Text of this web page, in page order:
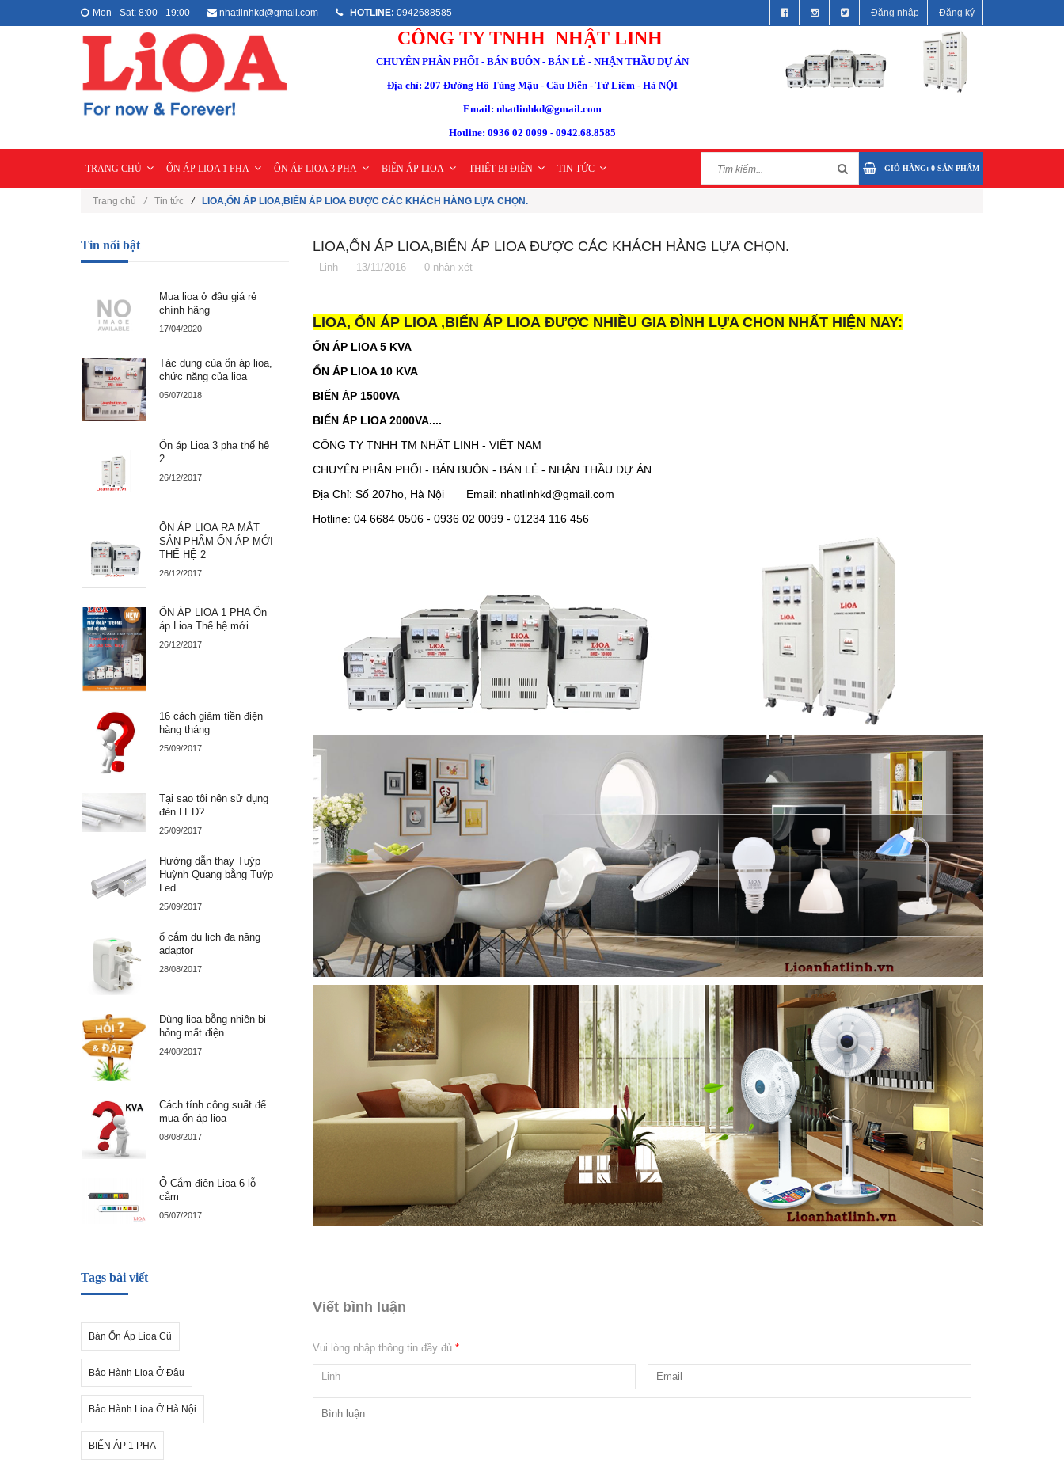
Mon - Sat: 8:00 - 19:00 nhatlinhkd@gmail.com HOTLINE: 0942688585 Đăng nhập Đăng ký
CÔNG TY TNHH NHẬT LINH
CHUYÊN PHÂN PHỐI - BÁN BUÔN - BÁN LẺ - NHẬN THẦU DỰ ÁN
Địa chỉ: 207 Đường Hồ Tùng Mậu - Cầu Diễn - Từ Liêm - Hà NỘI
Email: nhatlinhkd@gmail.com
Hotline: 0936 02 0099 - 0942.68.8585
TRANG CHỦ ỔN ÁP LIOA 1 PHA ỔN ÁP LIOA 3 PHA BIẾN ÁP LIOA THIẾT BỊ ĐIỆN TIN TỨC GIỎ HÀNG: 0 SẢN PHẨM
Trang chủ / Tin tức / LIOA,ỔN ÁP LIOA,BIẾN ÁP LIOA ĐƯỢC CÁC KHÁCH HÀNG LỰA CHỌN.
Tin nổi bật
Mua lioa ở đâu giá rẻ
chính hãng
17/04/2020
Tác dụng của ổn áp lioa,
chức năng của lioa
05/07/2018
Ổn áp Lioa 3 pha thế hệ
2
26/12/2017
ỔN ÁP LIOA RA MẮT
SẢN PHẨM ỔN ÁP MỚI
THẾ HỆ 2
26/12/2017
ỔN ÁP LIOA 1 PHA Ổn
áp Lioa Thế hệ mới
26/12/2017
16 cách giảm tiền điện
hàng tháng
25/09/2017
Tại sao tôi nên sử dụng
đèn LED?
25/09/2017
Hướng dẫn thay Tuýp
Huỳnh Quang bằng Tuýp
Led
25/09/2017
ổ cắm du lich đa năng
adaptor
28/08/2017
Dùng lioa bỗng nhiên bị
hỏng mất điện
24/08/2017
Cách tính công suất để
mua ổn áp lioa
08/08/2017
Ổ Cắm điện Lioa 6 lỗ
cắm
05/07/2017
Tags bài viết
Bán Ổn Áp Lioa Cũ
Bảo Hành Lioa Ở Đâu
Bảo Hành Lioa Ở Hà Nội
BIẾN ÁP 1 PHA
LIOA,ỔN ÁP LIOA,BIẾN ÁP LIOA ĐƯỢC CÁC KHÁCH HÀNG LỰA CHỌN.
Linh 13/11/2016 0 nhận xét
LIOA, ỔN ÁP LIOA ,BIẾN ÁP LIOA ĐƯỢC NHIỀU GIA ĐÌNH LỰA CHON NHẤT HIỆN NAY:
ỔN ÁP LIOA 5 KVA
ỔN ÁP LIOA 10 KVA
BIẾN ÁP 1500VA
BIẾN ÁP LIOA 2000VA....
CÔNG TY TNHH TM NHẬT LINH - VIỆT NAM
CHUYÊN PHÂN PHỐI - BÁN BUÔN - BÁN LẺ - NHẬN THẦU DỰ ÁN
Địa Chỉ: Số 207ho, Hà Nội Email: nhatlinhkd@gmail.com
Hotline: 04 6684 0506 - 0936 02 0099 - 01234 116 456
Viết bình luận
Vui lòng nhập thông tin đầy đủ *